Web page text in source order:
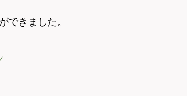
できました。